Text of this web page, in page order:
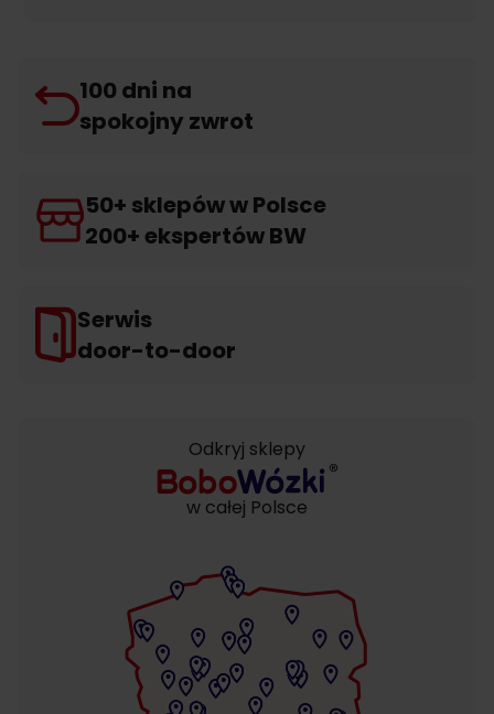
100 dni na
spokojny zwrot
50+ sklepów w Polsce
200+ ekspertów BW
Serwis
door-to-door
Odkryj sklepy
w całej Polsce